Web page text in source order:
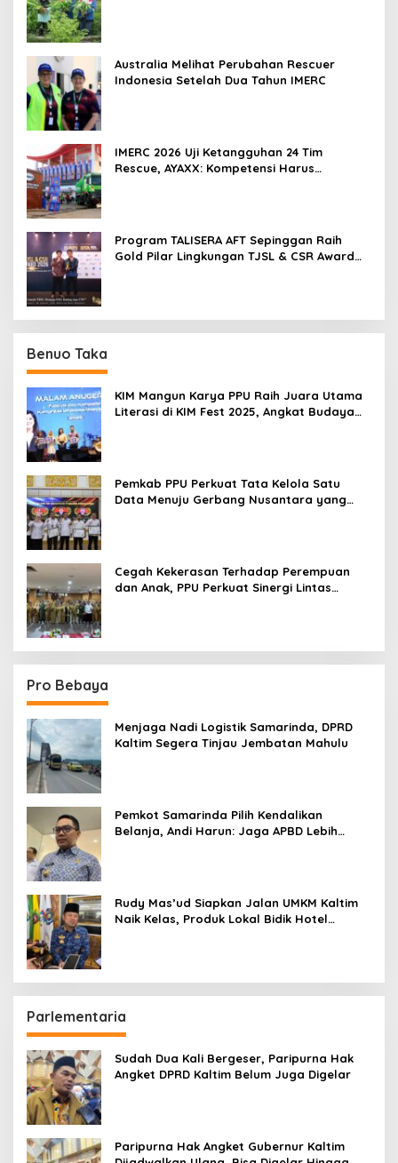
Australia Melihat Perubahan Rescuer
Indonesia Setelah Dua Tahun IMERC
IMERC 2026 Uji Ketangguhan 24 Tim
Rescue, AYAXX: Kompetensi Harus
Program TALISERA AFT Sepinggan Raih
Gold Pilar Lingkungan TJSL & CSR Award
Benuo Taka
KIM Mangun Karya PPU Raih Juara Utama
Literasi di KIM Fest 2025, Angkat Budaya
Pemkab PPU Perkuat Tata Kelola Satu
Data Menuju Gerbang Nusantara yang
Cegah Kekerasan Terhadap Perempuan
dan Anak, PPU Perkuat Sinergi Lintas
Pro Bebaya
Menjaga Nadi Logistik Samarinda, DPRD
Kaltim Segera Tinjau Jembatan Mahulu
Pemkot Samarinda Pilih Kendalikan
Belanja, Andi Harun: Jaga APBD Lebih
Rudy Mas’ud Siapkan Jalan UMKM Kaltim
Naik Kelas, Produk Lokal Bidik Hotel
Parlementaria
Sudah Dua Kali Bergeser, Paripurna Hak
Angket DPRD Kaltim Belum Juga Digelar
Paripurna Hak Angket Gubernur Kaltim